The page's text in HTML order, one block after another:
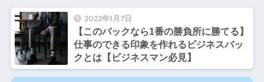
2022年1月7日
【このバックなら1番の勝負所に勝てる】
仕事のできる印象を作れるビジネスバッ
クとは【ビジネスマン必見】